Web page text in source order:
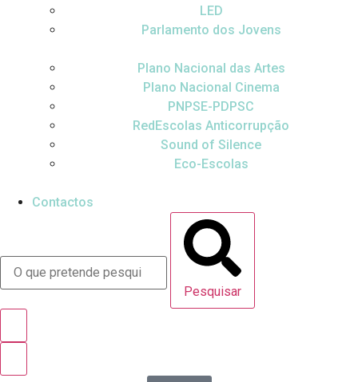
LED
Parlamento dos Jovens
Plano Nacional das Artes
Plano Nacional Cinema
PNPSE-PDPSC
RedEscolas Anticorrupção
Sound of Silence
Eco-Escolas
Contactos
Pesquisar